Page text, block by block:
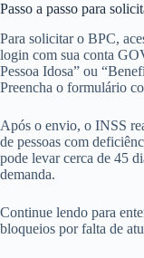
Passo a passo para
Para solicitar o BPC,
login com sua conta
Pessoa Idosa” ou
Preencha o formulário
Após o envio, o INSS
de pessoas com
pode levar cerca de 45
demanda.
Continue lendo para
bloqueios por falta de